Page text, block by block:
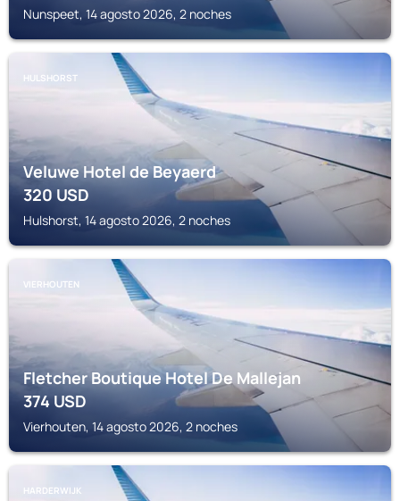
Nunspeet, 14 agosto 2026, 2 noches
HULSHORST
Veluwe Hotel de Beyaerd
320USD
Hulshorst, 14 agosto 2026, 2 noches
VIERHOUTEN
Fletcher Boutique Hotel De Mallejan
374USD
Vierhouten, 14 agosto 2026, 2 noches
HARDERWIJK